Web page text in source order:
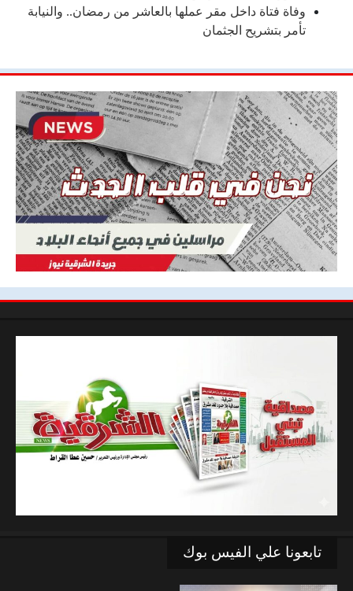
وفاة فتاة داخل مقر عملها بالعاشر من رمضان.. والنيابة
تأمر بتشريح الجثمان
تابعونا علي الفيس بوك